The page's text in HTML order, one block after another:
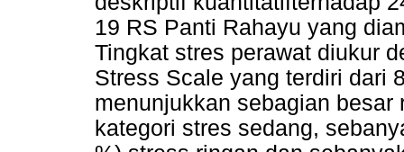
19 RS Panti Rahayu yang
Tingkat stres perawat diukur
Stress Scale yang terdiri dari
menunjukkan sebagian besar
kategori stres sedang,